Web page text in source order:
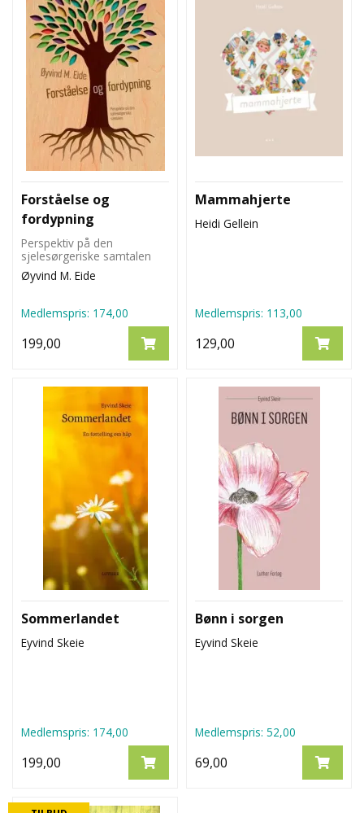
Forståelse og
fordypning
Perspektiv på den
sjelesørgeriske samtalen
Øyvind M. Eide
Medlemspris: 174,00
199,00
Mammahjerte
Heidi Gellein
Medlemspris: 113,00
129,00
Sommerlandet
Eyvind Skeie
Medlemspris: 174,00
199,00
Bønn i sorgen
Eyvind Skeie
Medlemspris: 52,00
69,00